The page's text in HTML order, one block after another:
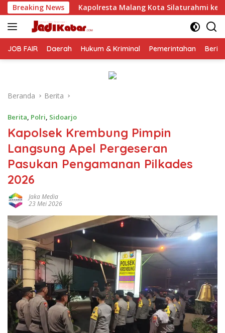
Langsung
ke
konten
Breaking News
Malang Kota Silaturahmi ke PCNU, Perkuat Sinergi
JOB FAIR Daerah Hukum & Kriminal Pemerintahan
Beranda Berita
Berita, Polri, Sidoarjo
Kapolsek Krembung Pimpin
Langsung Apel Pergeseran
Pasukan Pengamanan Pilkades
2026
Jaka Media
23 Mei 2026